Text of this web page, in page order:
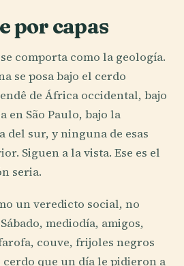
por capas
comporta como la geología.
se posa bajo el cerdo
de África occidental, bajo
en São Paulo, bajo la
del sur, y ninguna de esas
Siguen a la vista. Ese es el
seria.
un veredicto social, no
mediodía, amigos,
couve, frijoles negros
que un día le pidieron a